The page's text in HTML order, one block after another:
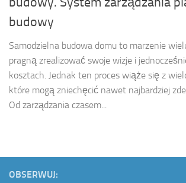
budowy
Samodzielna budowa domu to marzenie
pragną zrealizować swoje wizje i
kosztach. Jednak ten proces wiąże się z
które mogą zniechęcić nawet najbardziej
Od zarządzania czasem...
OBSERWUJ: